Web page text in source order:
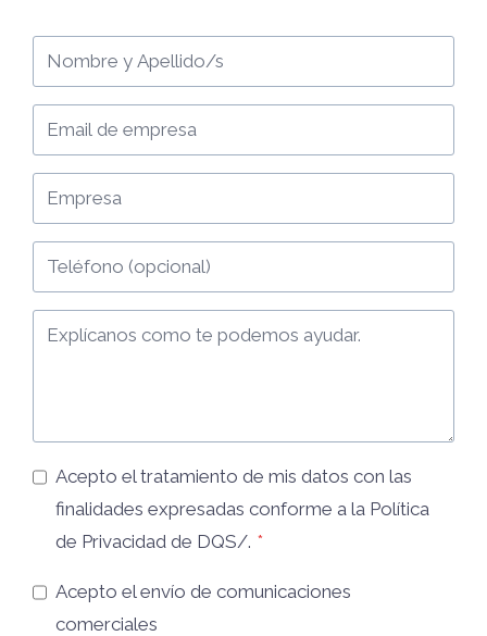
Acepto el tratamiento de mis datos con las
finalidades expresadas conforme a la Política
de Privacidad de DQS/. *
Acepto el envío de comunicaciones
comerciales